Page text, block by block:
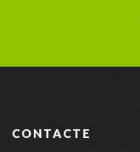
CONTACTE